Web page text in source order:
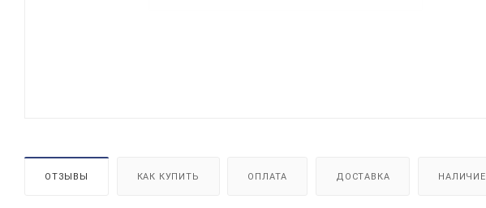
ОТЗЫВЫ КАК КУПИТЬ ОПЛАТА ДОСТАВКА НАЛИЧИЕ